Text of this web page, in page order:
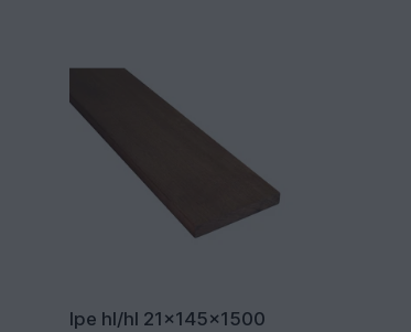
Ipe hl/hl 21x145x1500